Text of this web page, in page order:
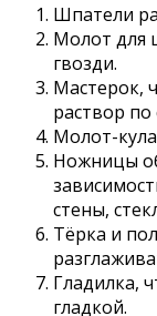
Шпатели
Молот для
гвозди.
Мастерок,
раствор по
Молот-
Ножницы
стены,
Тёрка и
Гладилка,
гладкой.